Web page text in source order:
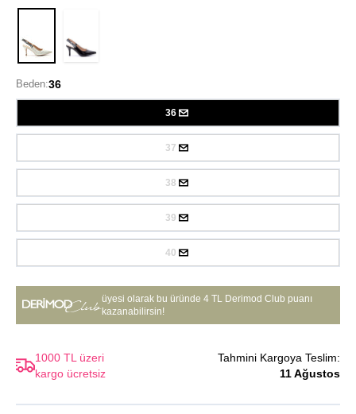
Beyaz
Beden:36
36
37
38
39
40
üyesi olarak bu üründe4 TL Derimod Club puanı
kazanabilirsin!
1000 TL üzeri
kargo ücretsiz
Tahmini Kargoya Teslim:
11 Ağustos